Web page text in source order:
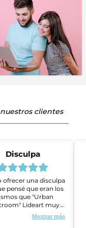
clientes
Disculpa
ofrecer una disculpa
pensé que eran los
que "Urban
Lideart muy
me ayudaron a
un problema que
Mostrar más